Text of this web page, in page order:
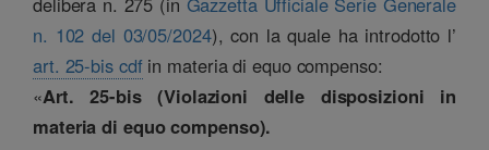
n. 102 del 03/05/2024), con la quale ha introdotto l’
art. 25-bis cdfin materia di equo compenso:
«Art. 25-bis (Violazioni delle disposizioni in
materia di equo compenso).